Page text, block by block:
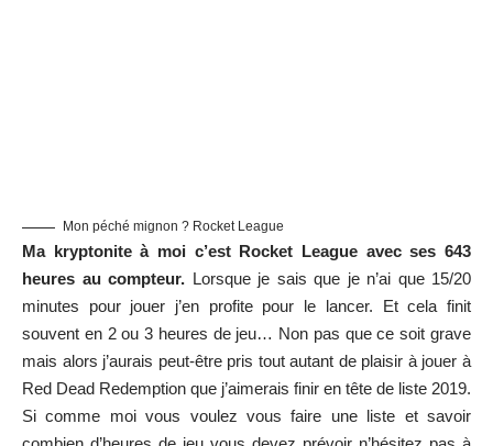
Mon péché mignon ? Rocket League
Ma kryptonite à moi c’est Rocket League avec ses 643
heures au compteur. Lorsque je sais que je n’ai que 15/20
minutes pour jouer j’en profite pour le lancer. Et cela finit
souvent en 2 ou 3 heures de jeu… Non pas que ce soit grave
mais alors j’aurais peut-être pris tout autant de plaisir à jouer à
Red Dead Redemption que j’aimerais finir en tête de liste 2019.
Si comme moi vous voulez vous faire une liste et savoir